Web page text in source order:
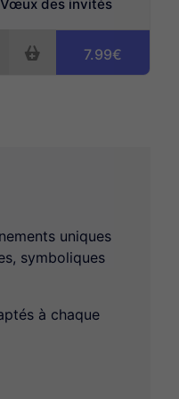
Vœux des invités
7.99€
uniques
symboliques
à chaque